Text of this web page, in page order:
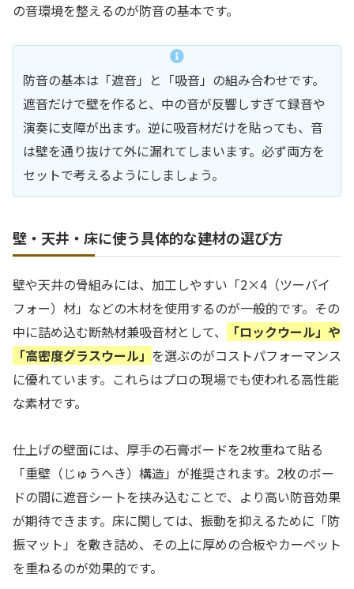
の音環境を整えるのが防音の基本です。
防音の基本は「遮音」と「吸音」の組み合わせです。
遮音だけで壁を作ると、中の音が反響しすぎて録音や
演奏に支障が出ます。逆に吸音材だけを貼っても、音
は壁を通り抜けて外に漏れてしまいます。必ず両方を
セットで考えるようにしましょう。
壁・天井・床に使う具体的な建材の選び方
壁や天井の骨組みには、加工しやすい「2×4（ツーバイ
フォー）材」などの木材を使用するのが一般的です。その
中に詰め込む断熱材兼吸音材として、
「ロックウール」や
「高密度グラスウール」 を選ぶのがコストパフォーマンス
に優れています。これらはプロの現場でも使われる高性能
な素材です。
仕上げの壁面には、厚手の石膏ボードを2枚重ねて貼る
「重壁（じゅうへき）構造」が推奨されます。2枚のボー
ドの間に遮音シートを挟み込むことで、より高い防音効果
が期待できます。床に関しては、振動を抑えるために「防
振マット」を敷き詰め、その上に厚めの合板やカーペット
を重ねるのが効果的です。